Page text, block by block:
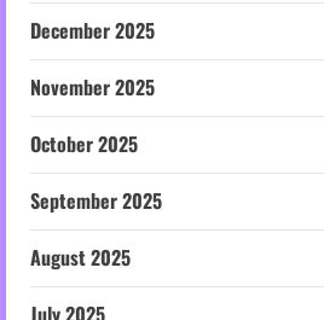
December 2025
November 2025
October 2025
September 2025
August 2025
July 2025